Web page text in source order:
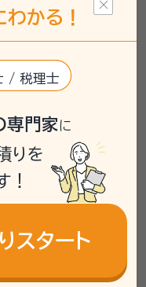
来てもらえる出張形式
分かりやすく説明
依頼を決める例が目立
りづらい雰囲気だった」
明が不足というケース
いものの、面談時に相
されます。
が主流で、
んだ」との満足度が高
写真での確認などフット
いとの声が多数寄せら
かる！
/ 税理士
専門家に
りを
！
スタート